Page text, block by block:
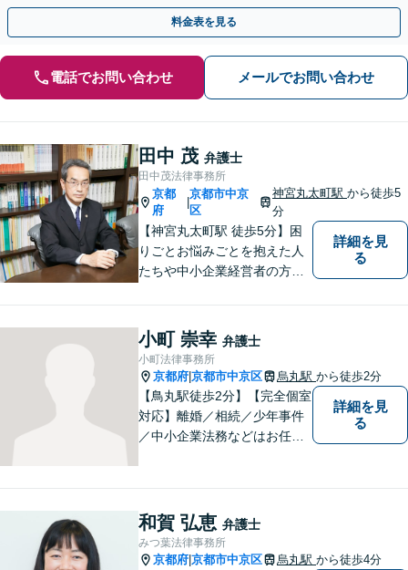
【休日・夜間面談あり】
料金表を見る
電話でお問い合わせ メールでお問い合わせ
田中 茂 弁護士
田中茂法律事務所
京都
府
|
京都市中京
区
神宮丸太町駅から徒歩5
分
【神宮丸太町駅 徒歩5分】困
りごとお悩みごとを抱えた人
たちや中小企業経営者の方々
寧をモットーとして全力でそ
の解決にあたります。どんな
に困難でも、常に明るく、前
向きな気持ちをもって、ご依
頼者様とともにより良い解決
を目指します。
詳細を見
る
小町 崇幸 弁護士
小町法律事務所
京都府 京都市中京区 烏丸駅 から徒歩2分
【鳥丸駅徒歩2分】【完全個室
対応】離婚／相続／少年事件
／中小企業法務などはお任せ
はお気軽にご相談ください！
【近隣駐車場あり】
詳細を見
る
和賀 弘恵 弁護士
みつ葉法律事務所
京都府 京都市中京区 烏丸駅 から徒歩4分